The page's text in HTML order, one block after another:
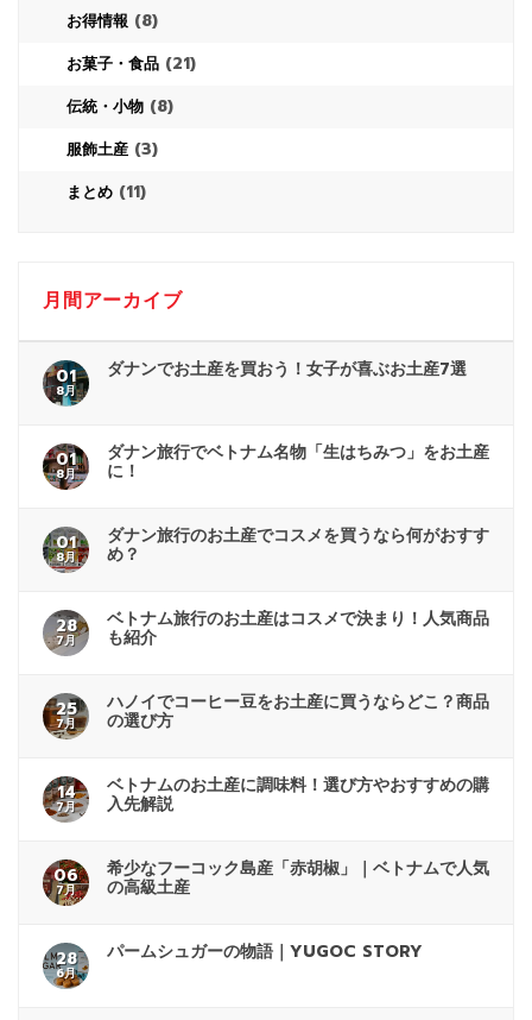
お得情報 (8)
お菓子・食品 (21)
伝統・小物 (8)
服飾土産 (3)
まとめ (11)
月間アーカイブ
01
8月
ダナンでお土産を買おう！女子が喜ぶお土産7選
01
8月
ダナン旅行でベトナム名物「生はちみつ」をお土産
に！
01
8月
ダナン旅行のお土産でコスメを買うなら何がおすす
め？
28
7月
ベトナム旅行のお土産はコスメで決まり！人気商品
も紹介
25
7月
ハノイでコーヒー豆をお土産に買うならどこ？商品
の選び方
14
7月
ベトナムのお土産に調味料！選び方やおすすめの購
入先解説
06
7月
希少なフーコック島産「赤胡椒」｜ベトナムで人気
の高級土産
28
6月
パームシュガーの物語｜YUGOC STORY